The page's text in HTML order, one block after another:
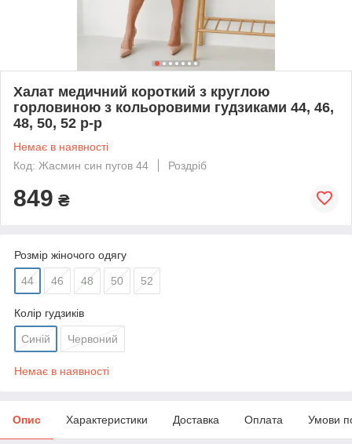
Халат медичний короткий з круглою
горловиною з кольоровими гудзиками 44, 46,
48, 50, 52 р-р
Немає в наявності
Код: Жасмин син пугов 44
Роздріб
849 ₴
Розмір жіночого одягу
44 46 48 50 52
Колір гудзиків
Синій Червоний
Немає в наявності
Опис Характеристики Доставка Оплата Умови